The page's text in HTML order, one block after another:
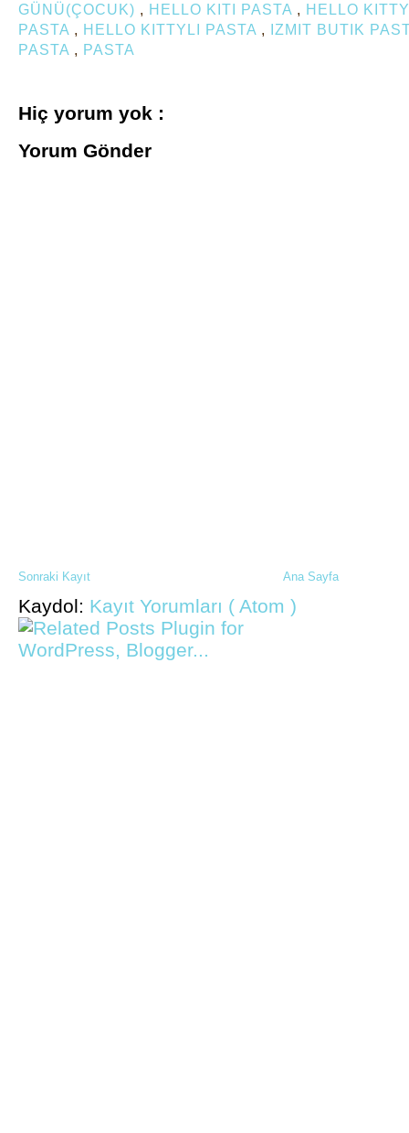
GÜNÜ(ÇOCUK) , HELLO KITI PASTA , HELLO
PASTA , HELLO KITTYLI PASTA ,
IZMIT BUTIK
PASTA , PASTA
Hiç yorum yok :
Yorum Gönder
Sonraki Kayıt Ana Sayfa
Kaydol: Kayıt Yorumları ( Atom )